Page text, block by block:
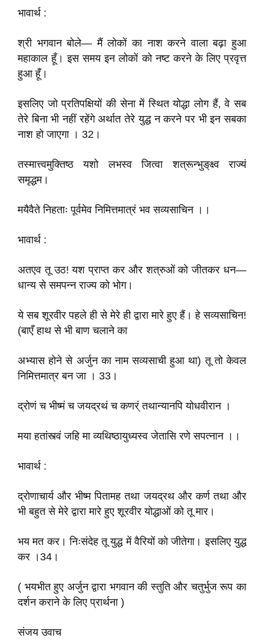
भावार्थ :
श्री भगवान बोले— मैं लोकों का नाश करने वाला बढ़ा हुआ
महाकाल हूँ। इस समय इन लोकों को नष्ट करने के लिए प्रवृत्त
हुआ हूँ।
इसलिए जो प्रतिपक्षियों की सेना में स्थित योद्धा लोग हैं, वे सब
तेरे बिना भी नहीं रहेंगे अर्थात तेरे युद्ध न करने पर भी इन सबका
नाश हो जाएगा । 32।
तस्मात्त्वमुक्तिष्ठ यशो लभस्व जित्वा शत्रून्भुङ्‌क्ष्व राज्यं
समृद्धम।
मयैवैते निहताः पूर्वमेव निमित्तमात्रं भव सव्यसाचिन ।।
भावार्थ :
अतएव तू उठ! यश प्राप्त कर और शत्रुओं को जीतकर धन—
धान्य से समपन्न राज्य को भोग।
ये सब शूरवीर पहले ही से मेरे ही द्वारा मारे हुए हैं। हे सव्यसाचिन!
(बाएँ हाथ से भी बाण चलाने का
अभ्यास होने से अर्जुन का नाम सव्यसाची हुआ था) तू तो केवल
निमित्तमात्र बन जा । 33।
द्रोणं च भीष्मं च जयद्रथं च कणर्ं तथान्यानपि योधवीरान ।
मया हतांस्त्वं जहि मा व्यथिष्ठायुध्यस्व जेतासि रणे सपत्नान ।।
भावार्थ :
द्रोणाचार्य और भीष्म पितामह तथा जयद्रथ और कर्ण तथा और
भी बहुत से मेरे द्वारा मारे हुए शूरवीर योद्धाओं को तू मार।
भय मत कर। निःसंदेह तू युद्ध में वैरियों को जीतेगा। इसलिए युद्ध
कर ।34।
( भयभीत हुए अर्जुन द्वारा भगवान की स्तुति और चतुर्भुज रूप का
दर्शन कराने के लिए प्रार्थना )
संजय उवाच